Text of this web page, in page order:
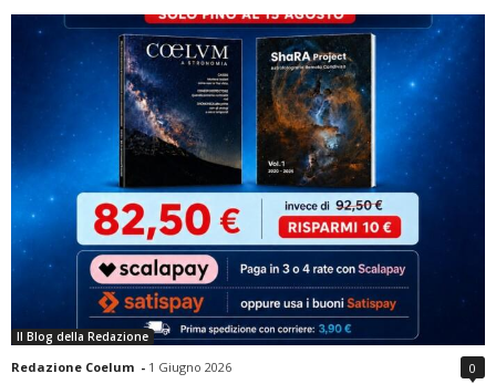
Il Blog della Redazione
Redazione Coelum - 1 Giugno 2026 0